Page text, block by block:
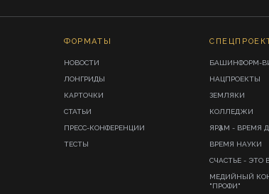
ФОРМАТЫ
НОВОСТИ
ЛОНГРИДЫ
КАРТОЧКИ
СТАТЬИ
ПРЕСС-КОНФЕРЕНЦИИ
ТЕСТЫ
БАШИНФОРМ-
НАЦПРОЕКТЫ
ЗЕМЛЯКИ
КОЛЛЕДЖИ
ЯРҘАМ - ВРЕМЯ
ВРЕМЯ НАУКИ
СЧАСТЬЕ - ЭТО
МЕДИЙНЫЙ
"ПРОФИ"